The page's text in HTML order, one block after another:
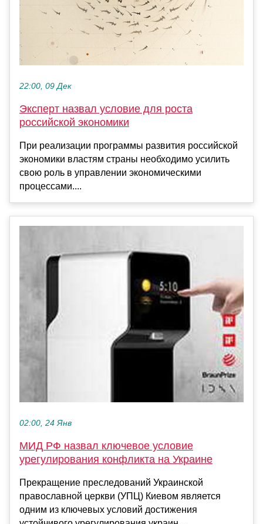
22:00, 09 Дек
Эксперт назвал условие для роста
российской экономики
При реализации программы развития российской
экономики властям страны необходимо усилить
свою роль в управлении экономическими
процессами....
02:00, 24 Янв
МИД РФ назвал ключевое условие
урегулирования конфликта на Украине
Прекращение преследований Украинской
православной церкви (УПЦ) Киевом является
одним из ключевых условий достижения